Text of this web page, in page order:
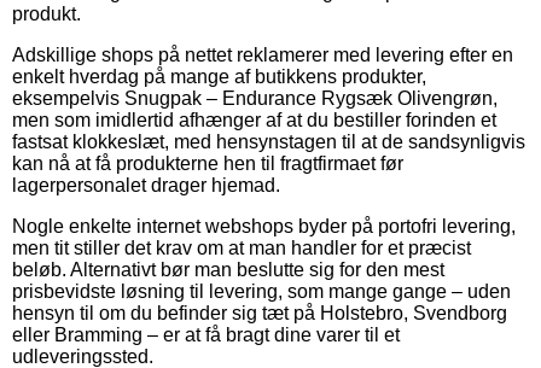
produkt.
Adskillige shops på nettet reklamerer med levering efter en
enkelt hverdag på mange af butikkens produkter,
eksempelvis Snugpak – Endurance Rygsæk Olivengrøn,
men som imidlertid afhænger af at du bestiller forinden et
fastsat klokkeslæt, med hensynstagen til at de sandsynligvis
kan nå at få produkterne hen til fragtfirmaet før
lagerpersonalet drager hjemad.
Nogle enkelte internet webshops byder på portofri levering,
men tit stiller det krav om at man handler for et præcist
beløb. Alternativt bør man beslutte sig for den mest
prisbevidste løsning til levering, som mange gange – uden
hensyn til om du befinder sig tæt på Holstebro, Svendborg
eller Bramming – er at få bragt dine varer til et
udleveringssted.